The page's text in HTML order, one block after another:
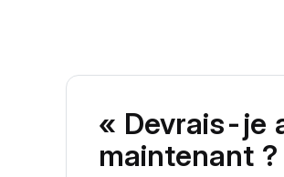
« Devrais-je
maintenant ?